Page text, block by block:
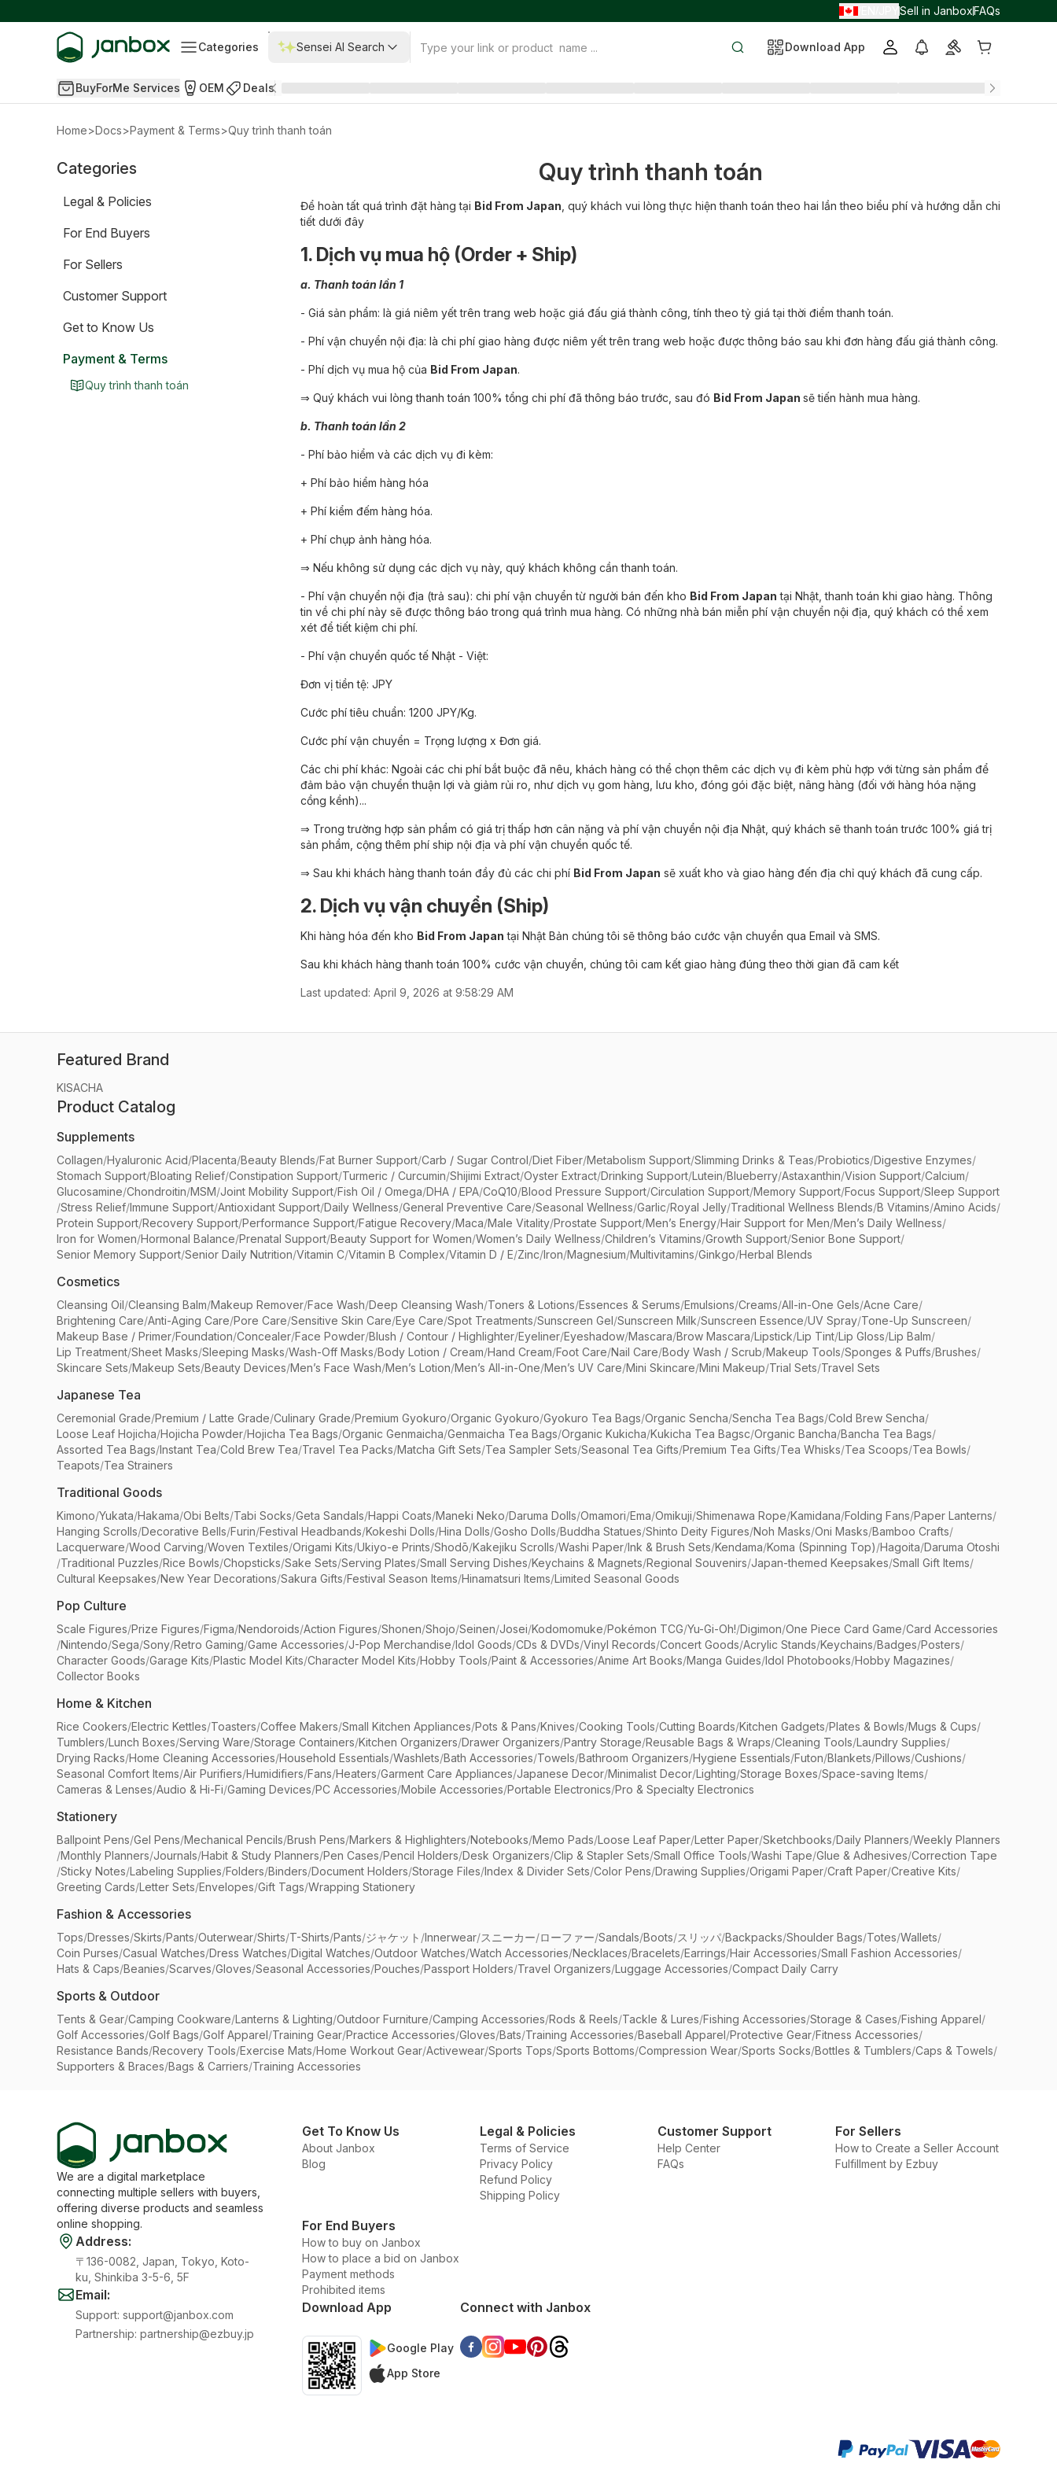
Sell in JanboxFAQs
Categories Sensei AI Search Download App
BuyForMe Services OEM Deals
Home>Docs>Payment & Terms>Quy trình thanh toán
Categories
Legal & Policies
For End Buyers
For Sellers
Customer Support
Get to Know Us
Payment & Terms
Quy trình thanh toán
Quy trình thanh toán
Để hoàn tất quá trình đặt hàng tại Bid From Japan , quý khách vui lòng thực hiện thanh toán theo hai lần theo biểu phí và hướng dẫn chi
tiết dưới đây
1. Dịch vụ mua hộ (Order + Ship)
a. Thanh toán lần 1
- Giá sản phẩm: là giá niêm yết trên trang web hoặc giá đấu giá thành công, tính theo tỷ giá tại thời điểm thanh toán.
- Phí vận chuyển nội địa: là chi phí giao hàng được niêm yết trên trang web hoặc được thông báo sau khi đơn hàng đấu giá thành công.
- Phí dịch vụ mua hộ của Bid From Japan.
⇒ Quý khách vui lòng thanh toán 100% tổng chi phí đã thông báo trước, sau đó Bid From Japan sẽ tiến hành mua hàng.
b. Thanh toán lần 2
- Phí bảo hiểm và các dịch vụ đi kèm:
+ Phí bảo hiểm hàng hóa
+ Phí kiểm đếm hàng hóa.
+ Phí chụp ảnh hàng hóa.
⇒ Nếu không sử dụng các dịch vụ này, quý khách không cần thanh toán.
- Phí vận chuyển nội địa (trả sau): chi phí vận chuyển từ người bán đến kho Bid From Japan tại Nhật, thanh toán khi giao hàng. Thông
tin về chi phí này sẽ được thông báo trong quá trình mua hàng. Có những nhà bán miễn phí vận chuyển nội địa, quý khách có thể xem
xét để tiết kiệm chi phí.
- Phí vận chuyển quốc tế Nhật - Việt:
Đơn vị tiền tệ: JPY
Cước phí tiêu chuẩn: 1200 JPY/Kg.
Cước phí vận chuyển = Trọng lượng x Đơn giá.
Các chi phí khác: Ngoài các chi phí bắt buộc đã nêu, khách hàng có thể chọn thêm các dịch vụ đi kèm phù hợp với từng sản phẩm để
đảm bảo vận chuyển thuận lợi và giảm rủi ro, như dịch vụ gom hàng, lưu kho, đóng gói đặc biệt, nâng hàng (đối với hàng hóa nặng
cồng kềnh)...
⇒ Trong trường hợp sản phẩm có giá trị thấp hơn cân nặng và phí vận chuyển nội địa Nhật, quý khách sẽ thanh toán trước 100% giá trị
sản phẩm, cộng thêm phí ship nội địa và phí vận chuyển quốc tế.
⇒ Sau khi khách hàng thanh toán đầy đủ các chi phí Bid From Japan sẽ xuất kho và giao hàng đến địa chỉ quý khách đã cung cấp.
2. Dịch vụ vận chuyển (Ship)
Khi hàng hóa đến kho Bid From Japan tại Nhật Bản chúng tôi sẽ thông báo cước vận chuyển qua Email và SMS.
Sau khi khách hàng thanh toán 100% cước vận chuyển, chúng tôi cam kết giao hàng đúng theo thời gian đã cam kết
Last updated: April 9, 2026 at 9:58:29 AM
Featured Brand
KISACHA
Product Catalog
Supplements
Collagen/Hyaluronic Acid/Placenta/Beauty Blends/Fat Burner Support/Carb / Sugar Control/Diet Fiber/Metabolism Support/Slimming Drinks & Teas/Probiotics/Digestive Enzymes/
Stomach Support/Bloating Relief/Constipation Support/Turmeric / Curcumin/Shijimi Extract/Oyster Extract/Drinking Support/Lutein/Blueberry/Astaxanthin/Vision Support/Calcium/
Glucosamine/Chondroitin/MSM/Joint Mobility Support/Fish Oil / Omega/DHA / EPA/CoQ10/Blood Pressure Support/Circulation Support/Memory Support/Focus Support/Sleep Support
/Stress Relief/Immune Support/Antioxidant Support/Daily Wellness/General Preventive Care/Seasonal Wellness/Garlic/Royal Jelly/Traditional Wellness Blends/B Vitamins/Amino Acids/
Protein Support/Recovery Support/Performance Support/Fatigue Recovery/Maca/Male Vitality/Prostate Support/Men’s Energy/Hair Support for Men/Men’s Daily Wellness/
Iron for Women/Hormonal Balance/Prenatal Support/Beauty Support for Women/Women’s Daily Wellness/Children’s Vitamins/Growth Support/Senior Bone Support/
Senior Memory Support/Senior Daily Nutrition/Vitamin C/Vitamin B Complex/Vitamin D / E/Zinc/Iron/Magnesium/Multivitamins/Ginkgo/Herbal Blends
Cosmetics
Cleansing Oil/Cleansing Balm/Makeup Remover/Face Wash/Deep Cleansing Wash/Toners & Lotions/Essences & Serums/Emulsions/Creams/All-in-One Gels/Acne Care/
Brightening Care/Anti-Aging Care/Pore Care/Sensitive Skin Care/Eye Care/Spot Treatments/Sunscreen Gel/Sunscreen Milk/Sunscreen Essence/UV Spray/Tone-Up Sunscreen/
Makeup Base / Primer/Foundation/Concealer/Face Powder/Blush / Contour / Highlighter/Eyeliner/Eyeshadow/Mascara/Brow Mascara/Lipstick/Lip Tint/Lip Gloss/Lip Balm/
Lip Treatment/Sheet Masks/Sleeping Masks/Wash-Off Masks/Body Lotion / Cream/Hand Cream/Foot Care/Nail Care/Body Wash / Scrub/Makeup Tools/Sponges & Puffs/Brushes/
Skincare Sets/Makeup Sets/Beauty Devices/Men’s Face Wash/Men’s Lotion/Men’s All-in-One/Men’s UV Care/Mini Skincare/Mini Makeup/Trial Sets/Travel Sets
Japanese Tea
Ceremonial Grade/Premium / Latte Grade/Culinary Grade/Premium Gyokuro/Organic Gyokuro/Gyokuro Tea Bags/Organic Sencha/Sencha Tea Bags/Cold Brew Sencha/
Loose Leaf Hojicha/Hojicha Powder/Hojicha Tea Bags/Organic Genmaicha/Genmaicha Tea Bags/Organic Kukicha/Kukicha Tea Bagsc/Organic Bancha/Bancha Tea Bags/
Assorted Tea Bags/Instant Tea/Cold Brew Tea/Travel Tea Packs/Matcha Gift Sets/Tea Sampler Sets/Seasonal Tea Gifts/Premium Tea Gifts/Tea Whisks/Tea Scoops/Tea Bowls/
Teapots/Tea Strainers
Traditional Goods
Kimono/Yukata/Hakama/Obi Belts/Tabi Socks/Geta Sandals/Happi Coats/Maneki Neko/Daruma Dolls/Omamori/Ema/Omikuji/Shimenawa Rope/Kamidana/Folding Fans/Paper Lanterns/
Hanging Scrolls/Decorative Bells/Furin/Festival Headbands/Kokeshi Dolls/Hina Dolls/Gosho Dolls/Buddha Statues/Shinto Deity Figures/Noh Masks/Oni Masks/Bamboo Crafts/
Lacquerware/Wood Carving/Woven Textiles/Origami Kits/Ukiyo-e Prints/Shodō/Kakejiku Scrolls/Washi Paper/Ink & Brush Sets/Kendama/Koma (Spinning Top)/Hagoita/Daruma Otoshi
/Traditional Puzzles/Rice Bowls/Chopsticks/Sake Sets/Serving Plates/Small Serving Dishes/Keychains & Magnets/Regional Souvenirs/Japan-themed Keepsakes/Small Gift Items/
Cultural Keepsakes/New Year Decorations/Sakura Gifts/Festival Season Items/Hinamatsuri Items/Limited Seasonal Goods
Pop Culture
Scale Figures/Prize Figures/Figma/Nendoroids/Action Figures/Shonen/Shojo/Seinen/Josei/Kodomomuke/Pokémon TCG/Yu-Gi-Oh!/Digimon/One Piece Card Game/Card Accessories
/Nintendo/Sega/Sony/Retro Gaming/Game Accessories/J-Pop Merchandise/Idol Goods/CDs & DVDs/Vinyl Records/Concert Goods/Acrylic Stands/Keychains/Badges/Posters/
Character Goods/Garage Kits/Plastic Model Kits/Character Model Kits/Hobby Tools/Paint & Accessories/Anime Art Books/Manga Guides/Idol Photobooks/Hobby Magazines/
Collector Books
Home & Kitchen
Rice Cookers/Electric Kettles/Toasters/Coffee Makers/Small Kitchen Appliances/Pots & Pans/Knives/Cooking Tools/Cutting Boards/Kitchen Gadgets/Plates & Bowls/Mugs & Cups/
Tumblers/Lunch Boxes/Serving Ware/Storage Containers/Kitchen Organizers/Drawer Organizers/Pantry Storage/Reusable Bags & Wraps/Cleaning Tools/Laundry Supplies/
Drying Racks/Home Cleaning Accessories/Household Essentials/Washlets/Bath Accessories/Towels/Bathroom Organizers/Hygiene Essentials/Futon/Blankets/Pillows/Cushions/
Seasonal Comfort Items/Air Purifiers/Humidifiers/Fans/Heaters/Garment Care Appliances/Japanese Decor/Minimalist Decor/Lighting/Storage Boxes/Space-saving Items/
Cameras & Lenses/Audio & Hi-Fi/Gaming Devices/PC Accessories/Mobile Accessories/Portable Electronics/Pro & Specialty Electronics
Stationery
Ballpoint Pens/Gel Pens/Mechanical Pencils/Brush Pens/Markers & Highlighters/Notebooks/Memo Pads/Loose Leaf Paper/Letter Paper/Sketchbooks/Daily Planners/Weekly Planners
/Monthly Planners/Journals/Habit & Study Planners/Pen Cases/Pencil Holders/Desk Organizers/Clip & Stapler Sets/Small Office Tools/Washi Tape/Glue & Adhesives/Correction Tape
/Sticky Notes/Labeling Supplies/Folders/Binders/Document Holders/Storage Files/Index & Divider Sets/Color Pens/Drawing Supplies/Origami Paper/Craft Paper/Creative Kits/
Greeting Cards/Letter Sets/Envelopes/Gift Tags/Wrapping Stationery
Fashion & Accessories
Tops/Dresses/Skirts/Pants/Outerwear/Shirts/T-Shirts/Pants/ジャケット /Innerwear/スニーカー/ローファー/Sandals/Boots/スリッパ/Backpacks/Shoulder Bags/Totes/Wallets/
Coin Purses/Casual Watches/Dress Watches/Digital Watches/Outdoor Watches/Watch Accessories/Necklaces/Bracelets/Earrings/Hair Accessories/Small Fashion Accessories/
Hats & Caps/Beanies/Scarves/Gloves/Seasonal Accessories/Pouches/Passport Holders/Travel Organizers/Luggage Accessories/Compact Daily Carry
Sports & Outdoor
Tents & Gear/Camping Cookware/Lanterns & Lighting/Outdoor Furniture/Camping Accessories/Rods & Reels/Tackle & Lures/Fishing Accessories/Storage & Cases/Fishing Apparel/
Golf Accessories/Golf Bags/Golf Apparel/Training Gear/Practice Accessories/Gloves/Bats/Training Accessories/Baseball Apparel/Protective Gear/Fitness Accessories/
Resistance Bands/Recovery Tools/Exercise Mats/Home Workout Gear/Activewear/Sports Tops/Sports Bottoms/Compression Wear/Sports Socks/Bottles & Tumblers/Caps & Towels/
Supporters & Braces/Bags & Carriers/Training Accessories
We are a digital marketplace
connecting multiple sellers with buyers,
offering diverse products and seamless
online shopping.
Address:
〒136-0082, Japan, Tokyo, Koto-
ku, Shinkiba 3-5-6, 5F
Email:
Support: support@janbox.com
Partnership: partnership@ezbuy.jp
Get To Know Us
About Janbox
Blog
Legal & Policies
Terms of Service
Privacy Policy
Refund Policy
Shipping Policy
Customer Support
Help Center
FAQs
For Sellers
How to Create a Seller Account
Fulfillment by Ezbuy
For End Buyers
How to buy on Janbox
How to place a bid on Janbox
Payment methods
Prohibited items
Download App
Google Play
App Store
Connect with Janbox